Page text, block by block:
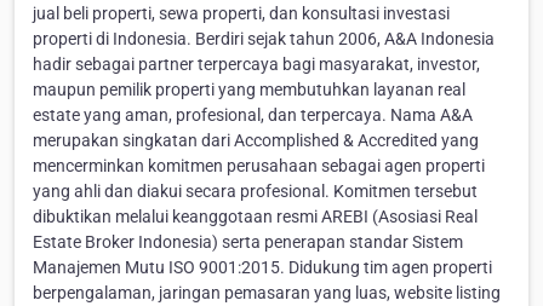
jual beli properti, sewa properti, dan konsultasi investasi
properti di Indonesia. Berdiri sejak tahun 2006, A&A Indonesia
hadir sebagai partner terpercaya bagi masyarakat, investor,
maupun pemilik properti yang membutuhkan layanan real
estate yang aman, profesional, dan terpercaya. Nama A&A
merupakan singkatan dari Accomplished & Accredited yang
mencerminkan komitmen perusahaan sebagai agen properti
yang ahli dan diakui secara profesional. Komitmen tersebut
dibuktikan melalui keanggotaan resmi AREBI (Asosiasi Real
Estate Broker Indonesia) serta penerapan standar Sistem
Manajemen Mutu ISO 9001:2015. Didukung tim agen properti
berpengalaman, jaringan pemasaran yang luas, website listing